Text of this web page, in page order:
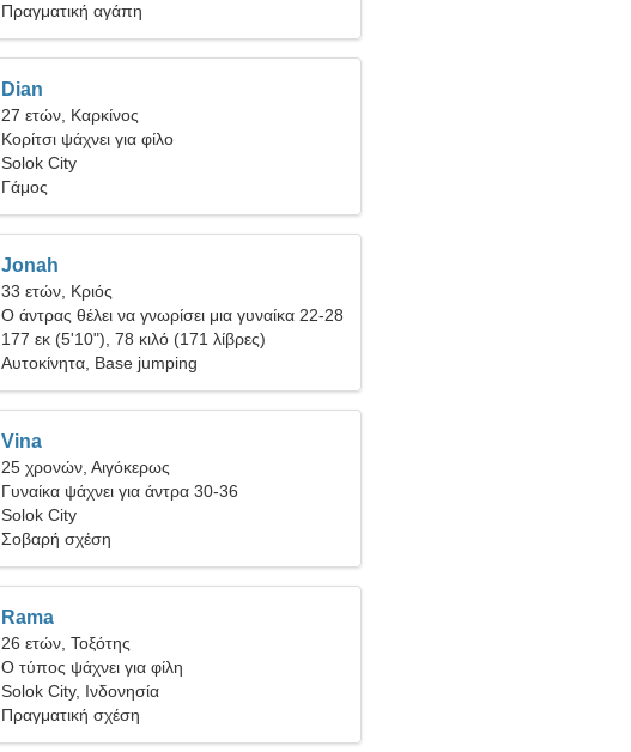
Πραγματική αγάπη
Dian
27 ετών, Καρκίνος
Κορίτσι ψάχνει για φίλο
Solok City
Γάμος
Jonah
33 ετών, Κριός
Ο άντρας θέλει να γνωρίσει μια γυναίκα 22-28
177 εκ (5'10"), 78 κιλό (171 λίβρες)
Αυτοκίνητα, Base jumping
Vina
25 χρονών, Αιγόκερως
Γυναίκα ψάχνει για άντρα 30-36
Solok City
Σοβαρή σχέση
Rama
26 ετών, Τοξότης
Ο τύπος ψάχνει για φίλη
Solok City, Ινδονησία
Πραγματική σχέση